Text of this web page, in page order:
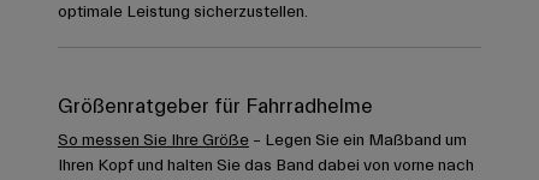
optimale Leistung sicherzustellen.
Größenratgeber für Fahrradhelme
So messen Sie Ihre Größe – Legen Sie ein Maßband um
Ihren Kopf und halten Sie das Band dabei von vorne nach